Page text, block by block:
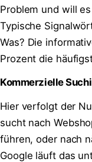
Problem und will
Typische
Was? Die
Prozent die
Kommerzielle
Hier verfolgt der
sucht nach
führen, oder nach
Google läuft das